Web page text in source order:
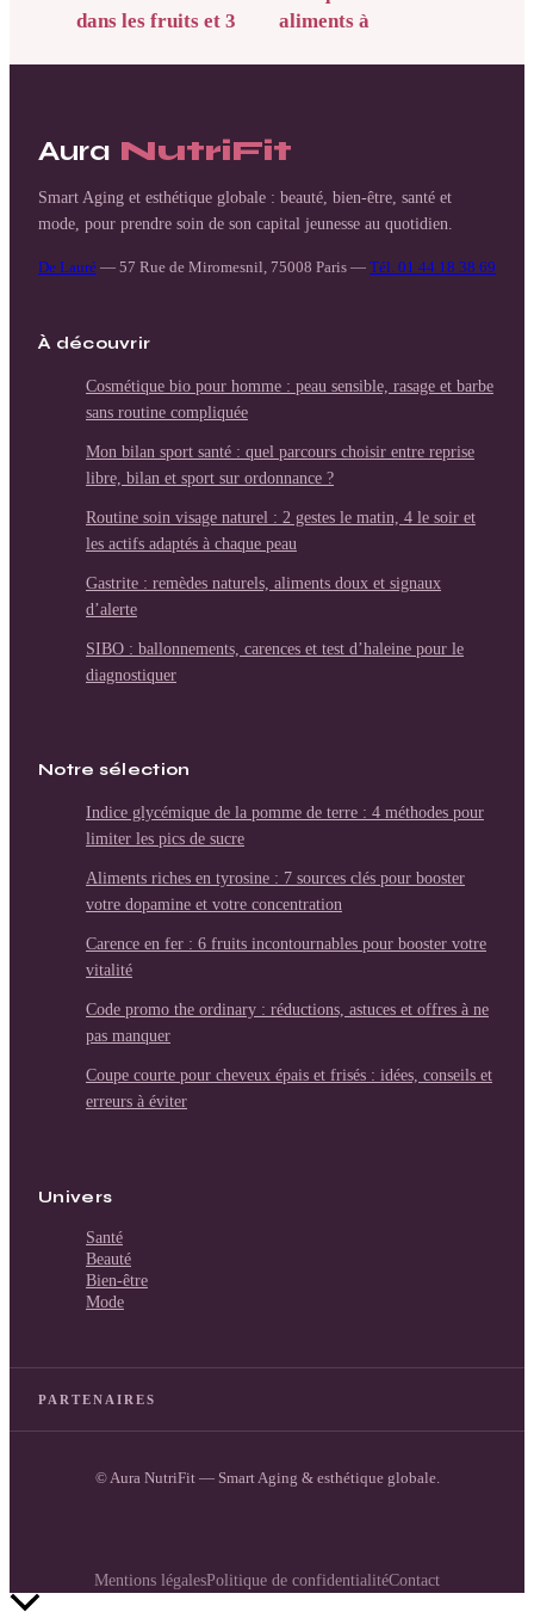
dans les fruits et 3
aliments à
Aura NutriFit
Smart Aging et esthétique globale : beauté, bien-être, santé et
mode, pour prendre soin de son capital jeunesse au quotidien.
De Lauré — 57 Rue de Miromesnil, 75008 Paris — Tél. 01 44 18 38 69
À découvrir
Cosmétique bio pour homme : peau sensible, rasage et barbe
sans routine compliquée
Mon bilan sport santé : quel parcours choisir entre reprise
libre, bilan et sport sur ordonnance ?
Routine soin visage naturel : 2 gestes le matin, 4 le soir et
les actifs adaptés à chaque peau
Gastrite : remèdes naturels, aliments doux et signaux
d’alerte
SIBO : ballonnements, carences et test d’haleine pour le
diagnostiquer
Notre sélection
Indice glycémique de la pomme de terre : 4 méthodes pour
limiter les pics de sucre
Aliments riches en tyrosine : 7 sources clés pour booster
votre dopamine et votre concentration
Carence en fer : 6 fruits incontournables pour booster votre
vitalité
Code promo the ordinary : réductions, astuces et offres à ne
pas manquer
Coupe courte pour cheveux épais et frisés : idées, conseils et
erreurs à éviter
Univers
Santé
Beauté
Bien-être
Mode
PARTENAIRES
© Aura NutriFit — Smart Aging & esthétique globale.
Mentions légalesPolitique de confidentialitéContact